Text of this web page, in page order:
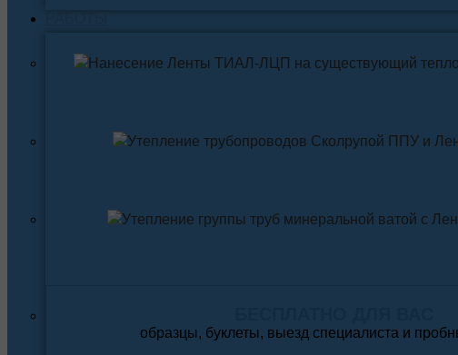
образцы, буклеты, выезд специалиста и